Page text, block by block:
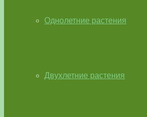
Однолетние растения
Двухлетние растения